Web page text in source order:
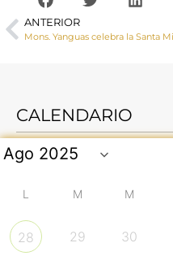
ANTERIOR
CALENDARIO
L M M
28 29 30